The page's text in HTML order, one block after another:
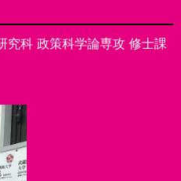
究科 政策科学論専攻 修士課